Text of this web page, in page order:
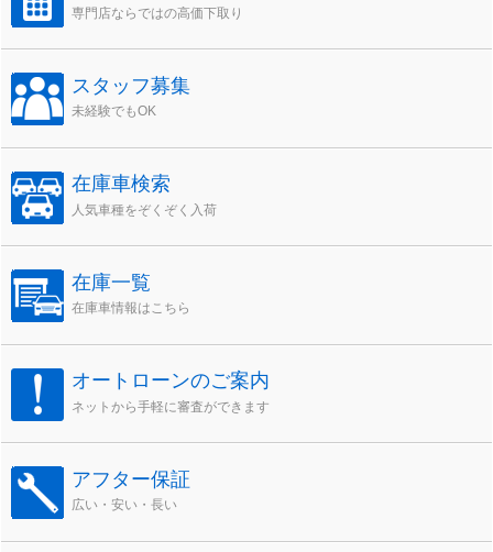
専門店ならではの高価下取り
スタッフ募集
未経験でもOK
在庫車検索
人気車種をぞくぞく入荷
在庫一覧
在庫車情報はこちら
オートローンのご案内
ネットから手軽に審査ができます
アフター保証
広い・安い・長い